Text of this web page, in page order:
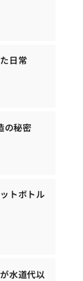
日常
の秘密
トボトル
水道代以